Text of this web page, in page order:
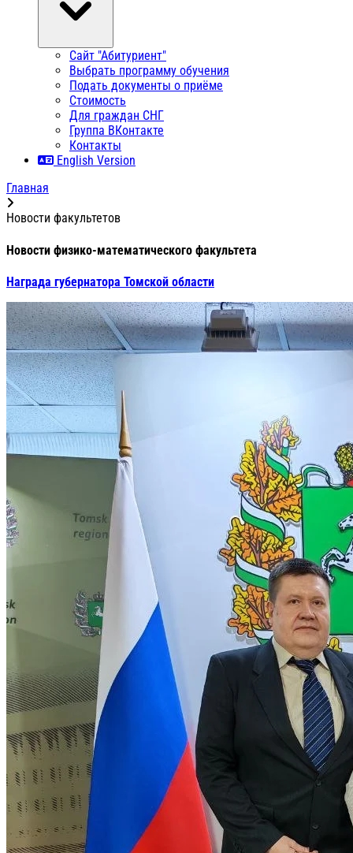
Сайт "Абитуриент"
Выбрать программу обучения
Подать документы о приёме
Стоимость
Для граждан СНГ
Группа ВКонтакте
Контакты
English Version
Главная
Новости факультетов
Новости физико-математического факультета
Награда губернатора Томской области